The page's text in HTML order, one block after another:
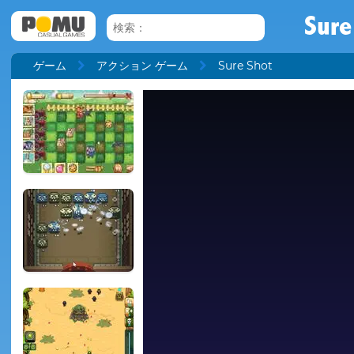
ゲーム アクション ゲーム Sure Shot